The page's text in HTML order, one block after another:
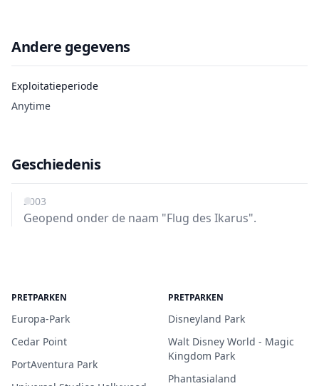
Andere gegevens
Exploitatieperiode
Anytime
Geschiedenis
2003
Geopend onder de naam "Flug des Ikarus".
PRETPARKEN
Europa-Park
Cedar Point
PortAventura Park
PRETPARKEN
Disneyland Park
Walt Disney World - Magic
Kingdom Park
Phantasialand